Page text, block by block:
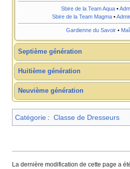
Sbire de la Team Aqua•
Sbire de la Team Magma•
Gardienne du Savoir•
Septième génération
Huitième génération
Neuvième génération
Catégorie : Classe de Dresseurs
La dernière modification de cette page a